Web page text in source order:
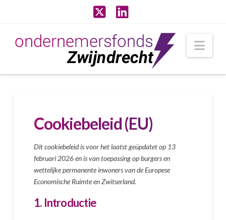
Cookiebeleid (EU)
Dit cookiebeleid is voor het laatst geüpdatet op 13
februari 2026 en is van toepassing op burgers en
wettelijke permanente inwoners van de Europese
Economische Ruimte en Zwitserland.
1. Introductie